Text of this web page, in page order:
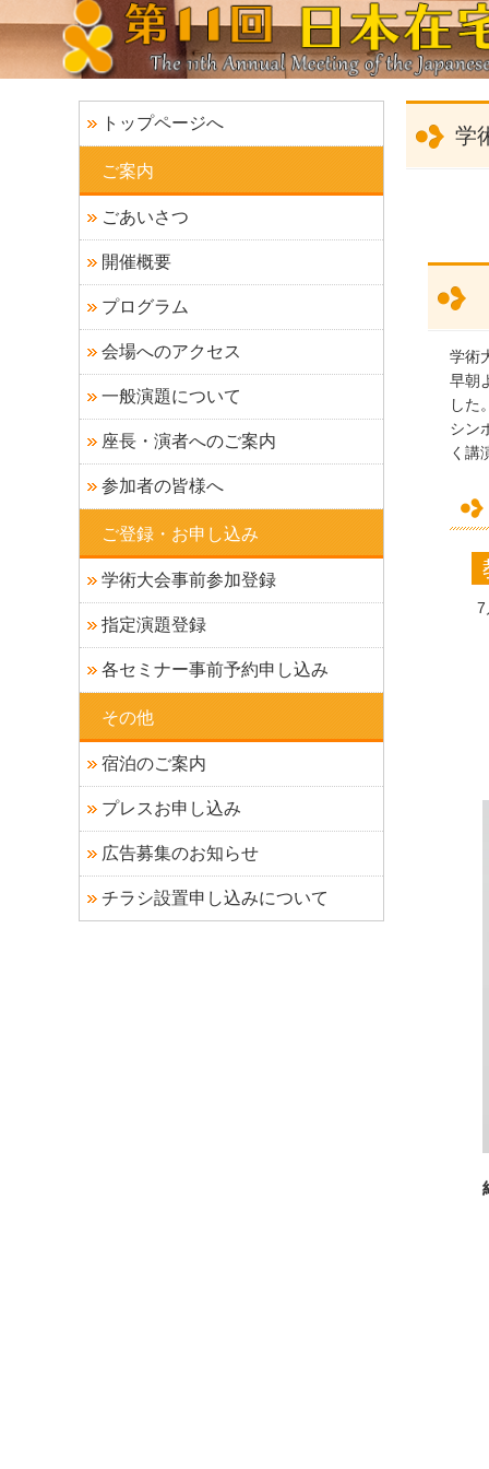
トップページへ
ご案内
ごあいさつ
開催概要
プログラム
会場へのアクセス
一般演題について
座長・演者へのご案内
参加者の皆様へ
ご登録・お申し込み
学術大会事前参加登録
指定演題登録
各セミナー事前予約申し込み
その他
宿泊のご案内
プレスお申し込み
広告募集のお知らせ
チラシ設置申し込みについて
学
学術
早朝
した
シン
く講
7